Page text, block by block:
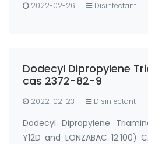
2022-02-26 Disinfectant
Dodecyl Dipropylene
cas 2372-82-9
2022-02-23 Disinfectant
Dodecyl Dipropylene
Y12D and LONZABAC 12.100)